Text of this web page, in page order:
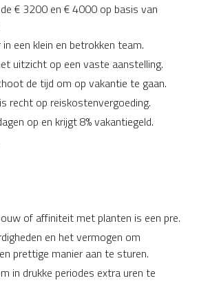
€ 3200 en € 4000 op basis van
een klein en betrokken team.
uitzicht op een vaste aanstelling.
de tijd om op vakantie te gaan.
recht op reiskostenvergoeding.
op en krijgt 8% vakantiegeld.
of affiniteit met planten is een pre.
en het vermogen om
prettige manier aan te sturen.
in drukke periodes extra uren te